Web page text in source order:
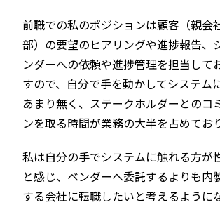
前職での私のポジションは顧客（親会
部）の要望のヒアリングや進捗報告、
ンダーへの依頼や進捗管理を担当して
すので、自分で手を動かしてシステム
あまり無く、ステークホルダーとのコ
ンを取る時間が業務の大半を占めてお
私は自分の手でシステムに触れる方が
と感じ、ベンダーへ委託するよりも内
する会社に転職したいと考えるように